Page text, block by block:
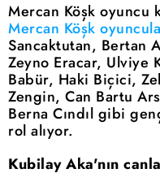
Mercan Köşk oyuncu
Mercan Köşk
Sancaktutan, Bertan
Zeyno Eracar, Ulviye
Babür, Haki Biçici,
Zengin, Can Bartu
Berna Cındıl gibi
rol alıyor.
Kubilay Aka'nın